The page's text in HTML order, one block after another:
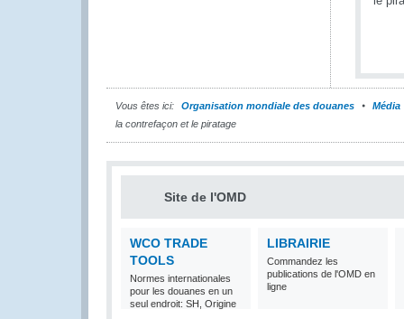
Vous êtes ici: Organisation mondiale des douanes
Média
la contrefaçon et le piratage
Site de l'OMD
WCO TRADE
TOOLS
Normes internationales
pour les douanes en un
seul endroit: SH, Origine
LIBRAIRIE
Commandez les
publications de l'OMD en
ligne